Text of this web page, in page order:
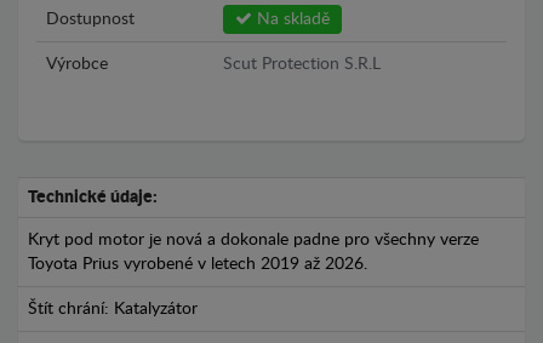
Dostupnost Na skladě
Výrobce Scut Protection S.R.L
Technické údaje:
Kryt pod motor je nová a dokonale padne pro všechny verze
Toyota Prius vyrobené v letech 2019 až 2026.
Štít chrání: Katalyzátor